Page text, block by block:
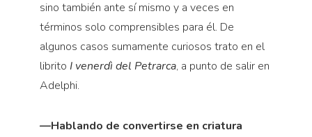
sino también ante sí mismo y a veces en
términos solo comprensibles para él. De
algunos casos sumamente curiosos trato en el
librito I venerdì del Petrarca, a punto de salir en
Adelphi.
—Hablando de convertirse en criatura